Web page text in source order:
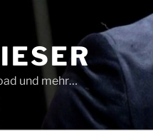
und mehr…